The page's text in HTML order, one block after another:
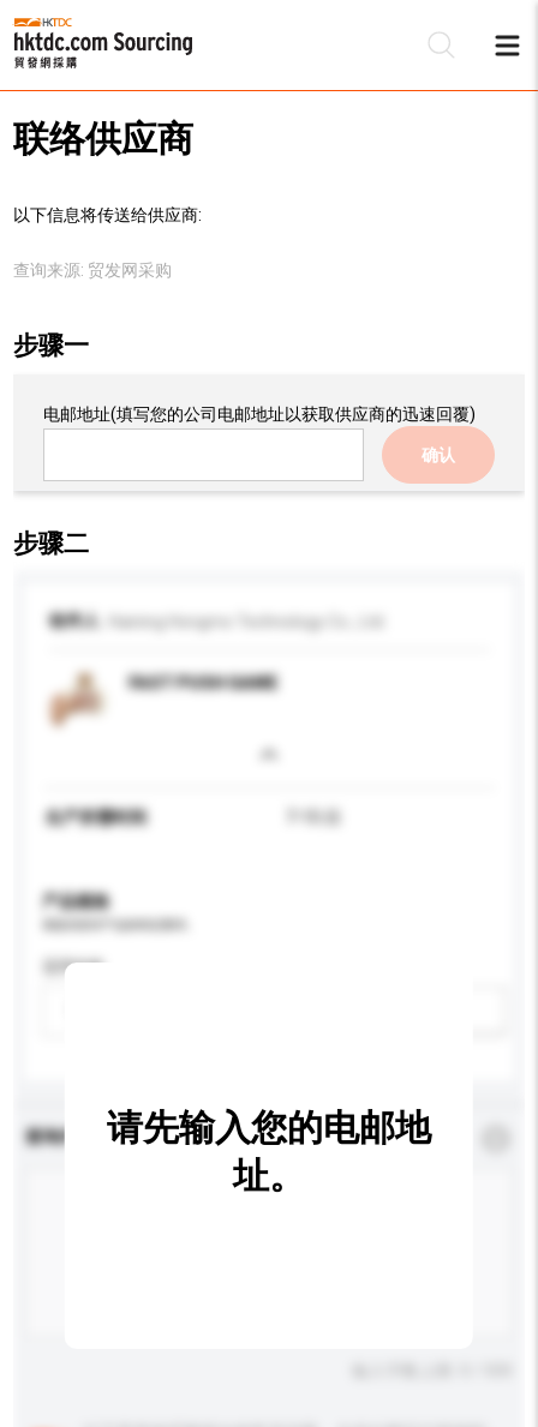
联络供应商
以下信息将传送给供应商:
查询来源: 贸发网采购
步骤一
电邮地址(填写您的公司电邮地址以获取供应商的迅速回覆)
确认
步骤二
收件人
FAST PUSH GAME
生产所需时间
产品规格
适用年龄
查询内容 *必须填写
请先输入您的电邮地
址。